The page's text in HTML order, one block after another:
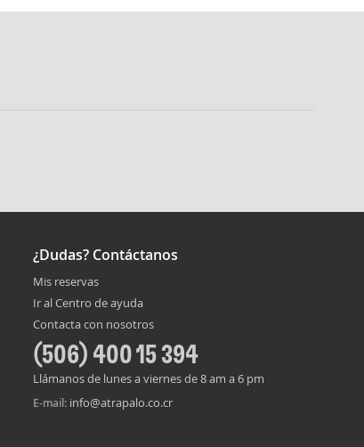
¿Dudas? Contáctanos
Mis reservas
Ir al Centro de ayuda
Contacta con nosotros
(506) 400 15 394
Llámanos de lunes a viernes de 8 am a 6 pm
E-mail: info@atrapalo.co.cr